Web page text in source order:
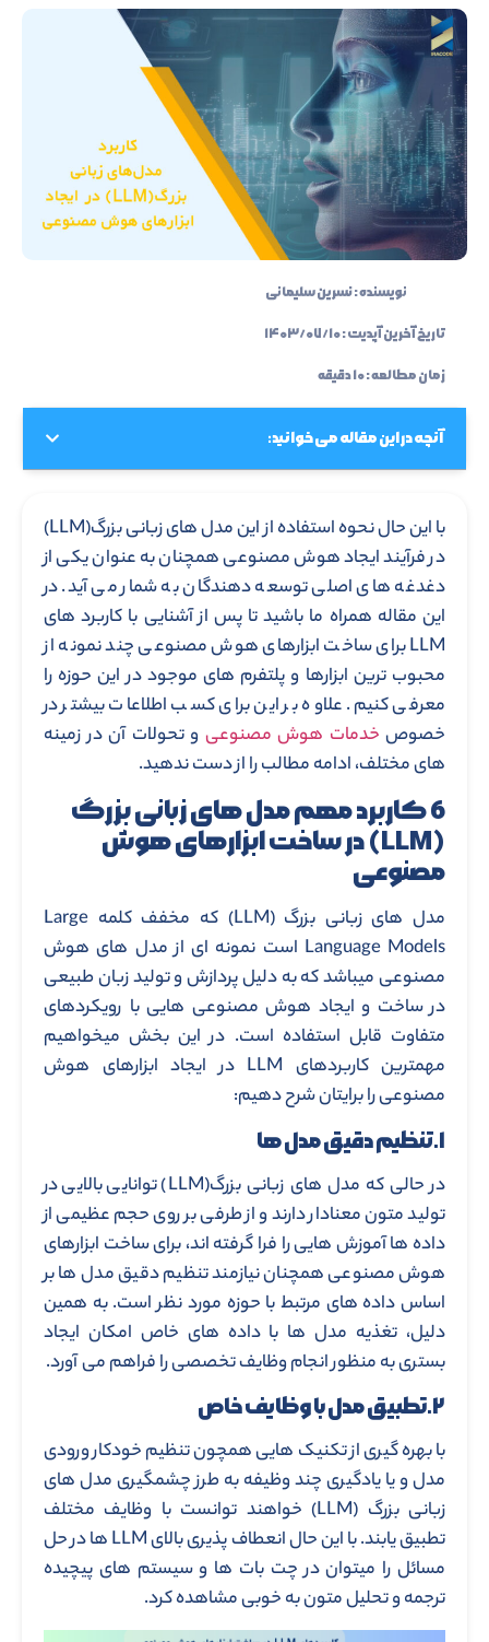
نویسنده :نسرین سلیمانی
تاریخ آخرین آپدیت :۱۴۰۳/۰۷/۱۰
زمان مطالعه : ۱۰ دقیقه
آنچه در این مقاله می خوانید:
با این حال نحوه استفاده از این مدل های زبانی بزرگ(LLM)
در فرآیند ایجاد هوش مصنوعی همچنان به عنوان یکی از
دغدغه های اصلی توسعه دهندگان به شمار می آید. در
این مقاله همراه ما باشید تا پس از آشنایی با کاربرد های
LLM برای ساخت ابزارهای هوش مصنوعی چند نمونه از
محبوب ترین ابزارها و پلتفرم های موجود در این حوزه را
معرفی کنیم. علاوه بر این برای کسب اطلاعات بیشتر در
خصوص خدمات هوش مصنوعی و تحولات آن در زمینه
های مختلف، ادامه مطالب را از دست ندهید.
6 کاربرد مهم مدل های زبانی بزرگ
(LLM) در ساخت ابزارهای هوش
مصنوعی
مدل های زبانی بزرگ (LLM) که مخفف کلمه Large
Language Models است نمونه ای از مدل های هوش
مصنوعی میباشد که به دلیل پردازش و تولید زبان طبیعی
در ساخت و ایجاد هوش مصنوعی هایی با رویکردهای
متفاوت قابل استفاده است. در این بخش میخواهیم
مهمترین کاربردهای LLM در ایجاد ابزارهای هوش
مصنوعی را برایتان شرح دهیم:
۱.تنظیم دقیق مدل ها
در حالی که مدل های زبانی بزرگ(LLM) توانایی بالایی در
تولید متون معنادار دارند و از طرفی بر روی حجم عظیمی از
داده ها آموزش هایی را فرا گرفته اند، برای ساخت ابزارهای
هوش مصنوعی همچنان نیازمند تنظیم دقیق مدل ها بر
اساس داده های مرتبط با حوزه مورد نظر است. به همین
دلیل، تغذیه مدل ها با داده های خاص امکان ایجاد
بستری به منظور انجام وظایف تخصصی را فراهم می آورد.
۲.تطبیق مدل با وظایف خاص
با بهره گیری از تکنیک هایی همچون تنظیم خودکار ورودی
مدل و یا یادگیری چند وظیفه به طرز چشمگیری مدل های
زبانی بزرگ (LLM) خواهند توانست با وظایف مختلف
تطبیق یابند. با این حال انعطاف پذیری بالای LLM ها در حل
مسائل را میتوان در چت بات ها و سیستم های پیچیده
ترجمه و تحلیل متون به خوبی مشاهده کرد.